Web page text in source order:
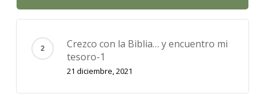
Crezco con la Biblia… y encuentro mi
tesoro-1
21 diciembre, 2021